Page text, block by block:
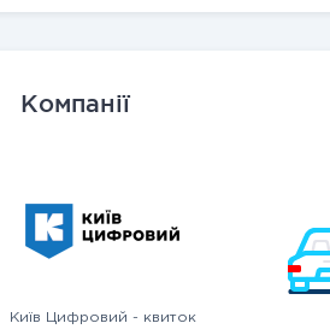
Компанії
Київ Цифровий - квиток